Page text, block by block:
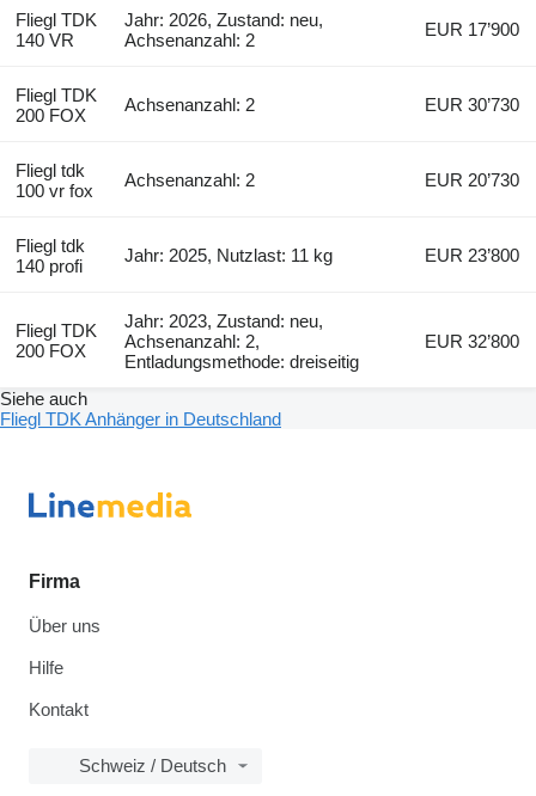
Fliegl TDK
140 VR
Jahr: 2026, Zustand: neu,
Achsenanzahl: 2
EUR 17’900
Fliegl TDK
200 FOX
Achsenanzahl: 2 EUR 30’730
Fliegl tdk
100 vr fox
Achsenanzahl: 2 EUR 20’730
Fliegl tdk
140 profi
Jahr: 2025, Nutzlast: 11 kg EUR 23’800
Fliegl TDK
200 FOX
Jahr: 2023, Zustand: neu,
Achsenanzahl: 2,
Entladungsmethode: dreiseitig
EUR 32’800
Siehe auch
Fliegl TDK Anhänger in Deutschland
Firma
Über uns
Hilfe
Kontakt
Schweiz / Deutsch